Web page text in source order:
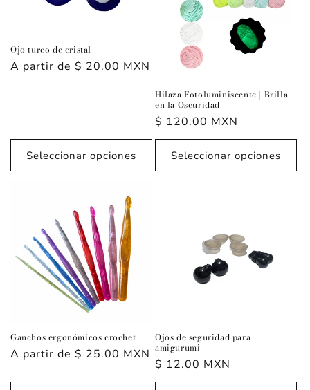
Ojo turco de cristal
Precio
A partir de $ 20.00 MXN
Seleccionar opciones
Hilaza Fotoluminiscente | Brilla
en la Oscuridad
Precio
habitual
$ 120.00 MXN
Seleccionar opciones
Ganchos ergonómicos crochet
Precio
A partir de $ 25.00 MXN
Ojos de seguridad para
amigurumi
Precio
habitual
$ 12.00 MXN